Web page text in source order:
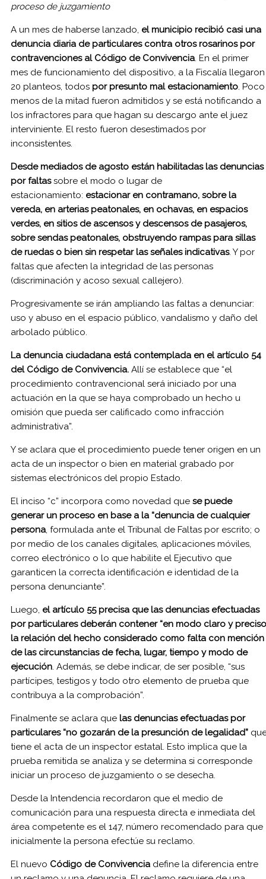
proceso de juzgamiento
A un mes de haberse lanzado, el municipio recibió casi una
denuncia diaria de particulares contra otros rosarinos por
contravenciones al Código de Convivencia. En el primer
mes de funcionamiento del dispositivo, a la Fiscalía llegaron
20 planteos, todos por presunto mal estacionamiento. Poco
menos de la mitad fueron admitidos y se está notificando a
los infractores para que hagan su descargo ante el juez
interviniente. El resto fueron desestimados por
inconsistentes.
Desde mediados de agosto están habilitadas las denuncias
por faltassobre el modo o lugar de
estacionamiento: estacionar en contramano, sobre la
vereda, en arterias peatonales, en ochavas, en espacios
verdes, en sitios de ascensos y descensos de pasajeros,
sobre sendas peatonales, obstruyendo rampas para sillas
de ruedas o bien sin respetar las señales indicativas. Y por
faltas que afecten la integridad de las personas
(discriminación y acoso sexual callejero).
Progresivamente se irán ampliando las faltas a denunciar:
uso y abuso en el espacio público, vandalismo y daño del
arbolado público.
La denuncia ciudadana está contemplada en el artículo 54
del Código de Convivencia. Allí se establece que “el
procedimiento contravencional será iniciado por una
actuación en la que se haya comprobado un hecho u
omisión que pueda ser calificado como infracción
administrativa”.
Y se aclara que el procedimiento puede tener origen en un
acta de un inspector o bien en material grabado por
sistemas electrónicos del propio Estado.
El inciso “c” incorpora como novedad que se puede
generar un proceso en base a la “denuncia de cualquier
persona, formulada ante el Tribunal de Faltas por escrito; o
por medio de los canales digitales, aplicaciones móviles,
correo electrónico o lo que habilite el Ejecutivo que
garanticen la correcta identificación e identidad de la
persona denunciante”.
Luego, el artículo 55 precisa que las denuncias efectuadas
por particulares deberán contener “en modo claro y preciso
la relación del hecho considerado como falta con mención
de las circunstancias de fecha, lugar, tiempo y modo de
ejecución. Además, se debe indicar, de ser posible, “sus
partícipes, testigos y todo otro elemento de prueba que
contribuya a la comprobación”.
Finalmente se aclara que las denuncias efectuadas por
particulares “no gozarán de la presunción de legalidad”
tiene el acta de un inspector estatal. Esto implica que la
prueba remitida se analiza y se determina si corresponde
iniciar un proceso de juzgamiento o se desecha.
Desde la Intendencia recordaron que el medio de
comunicación para una respuesta directa e inmediata del
área competente es el 147, número recomendado para que
inicialmente la persona efectúe su reclamo.
El nuevo Código de Convivencia define la diferencia entre